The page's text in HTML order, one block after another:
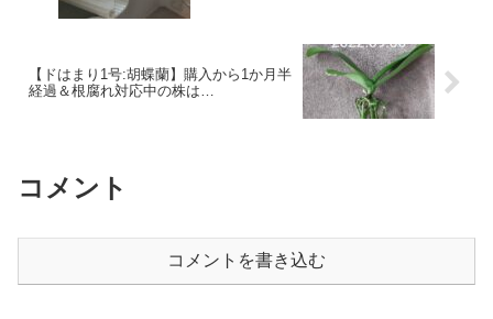
【ドはまり1号:胡蝶蘭】購入から1か月半
経過＆根腐れ対応中の株は…
コメント
コメントを書き込む